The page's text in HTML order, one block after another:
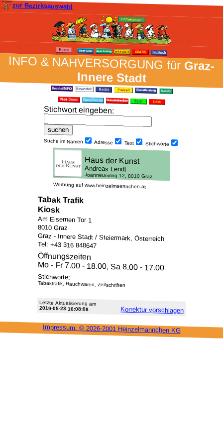
zur Bezirksauswahl
INFO & NAH­VER­SORG­UNG fürGraz-
Innere Stadt
Stich­wort ein­geben:
Suche im Namen Adresse Text Stich­worte
Werbung auf www.heinzelmaennchen.at
Tabak Trafik
Kiosk
Am Eisernen Tor 1
8010 Graz
Graz - Innere Stadt / Steiermark, Österreich
Tel: +43 316 848647
Öffnungszeiten
Mo - Fr 7.00 - 18.00, Sa 8.00 - 17.00
Stichworte:
Tabaktrafik, Rauchwaren, Zeitschriften
Letzte Aktu­alisie­rung am
2019-05-23 16:08:08 Korrektur vor­schlagen
Impressum: © 2026-2001 Heinzel­männchen KG